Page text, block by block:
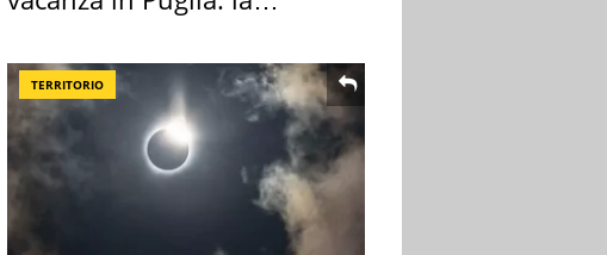
TERRITORIO